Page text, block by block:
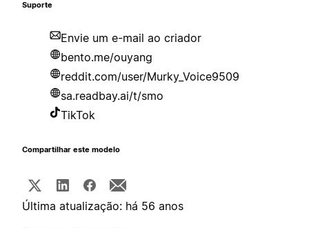
Suporte
Envie um e-mail ao criador
bento.me/ouyang
reddit.com/user/Murky_Voice9509
sa.readbay.ai/t/smo
TikTok
Compartilhar este modelo
Última atualização: há 56 anos